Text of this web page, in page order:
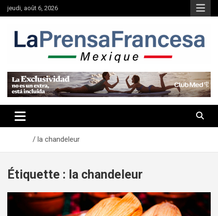
Aller
au
jeudi, août 6, 2026
la chandeleur
Étiquette : la chandeleur